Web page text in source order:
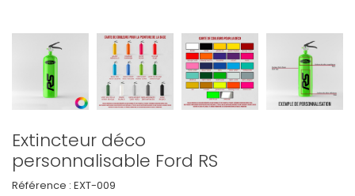
Extincteur déco
personnalisable Ford RS
Référence : EXT-009